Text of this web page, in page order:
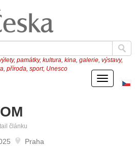
památky, kultura, kina, galerie, výstavy,
příroda, sport, Unesco
Menu
článku
Praha